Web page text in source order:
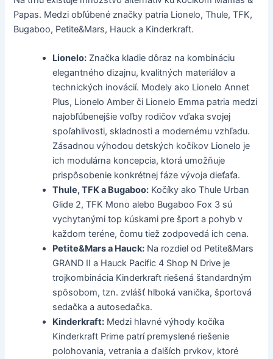
Papas. Medzi obľúbené značky patria Lionelo, Thule, TFK,
Bugaboo, Petite&Mars, Hauck a Kinderkraft.
Lionelo: Značka kladie dôraz na kombináciu
elegantného dizajnu, kvalitných materiálov a
technických inovácií. Modely ako Lionelo Annet
Plus, Lionelo Amber či Lionelo Emma patria medzi
najobľúbenejšie voľby rodičov vďaka svojej
spoľahlivosti, skladnosti a modernému vzhľadu.
Zásadnou výhodou detských kočíkov Lionelo je
ich modulárna koncepcia, ktorá umožňuje
prispôsobenie konkrétnej fáze vývoja dieťaťa.
Thule, TFK a Bugaboo: Kočíky ako Thule Urban
Glide 2, TFK Mono alebo Bugaboo Fox 3 sú
vychytanými top kúskami pre šport a pohyb v
každom teréne, čomu tiež zodpovedá ich cena.
Petite&Mars a Hauck: Na rozdiel od Petite&Mars
GRAND II a Hauck Pacific 4 Shop N Drive je
trojkombinácia Kinderkraft riešená štandardným
spôsobom, tzn. zvlášť hlboká vanička, športová
sedačka a autosedačka.
Kinderkraft: Medzi hlavné výhody kočíka
Kinderkraft Prime patrí premyslené riešenie
polohovania, vetrania a ďalších prvkov, ktoré